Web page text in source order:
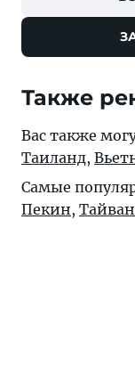
Также
Вас также
Таиланд,
Самые
Пекин,